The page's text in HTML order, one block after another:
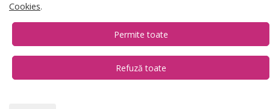
Cookies.
Permite toate
Refuză toate